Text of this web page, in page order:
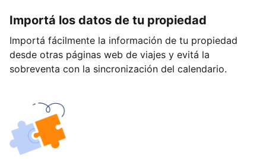
Importá los datos de tu propiedad
Importá fácilmente la información de tu propiedad
desde otras páginas web de viajes y evitá la
sobreventa con la sincronización del calendario.